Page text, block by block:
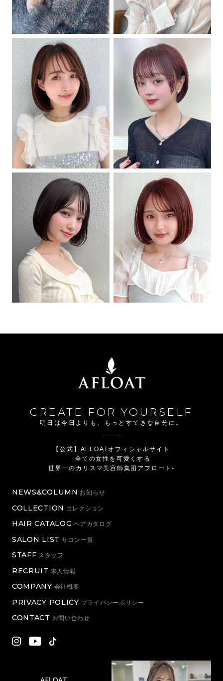
CREATE FOR YOURSELF
明日は今日よりも、もっとすてきな自分に。
【公式】AFLOATオフィシャルサイト
-全ての女性を可愛くする
世界一のカリスマ美容師集団アフロート-
NEWS&COLUMN お知らせ
COLLECTION コレクション
HAIR CATALOG ヘアカタログ
SALON LIST サロン一覧
STAFF スタッフ
RECRUIT 求人情報
COMPANY 会社概要
PRIVACY POLICY プライバシーポリシー
CONTACT お問い合わせ